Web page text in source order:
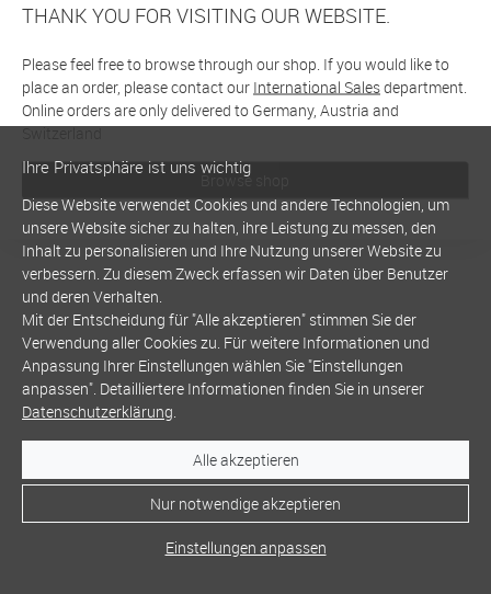
THANK YOU FOR VISITING OUR WEBSITE.
Please feel free to browse through our shop. If you would like to
place an order, please contact our International Salesdepartment.
Online orders are only delivered to Germany, Austria and
Switzerland
Browse shop
Ihre Privatsphäre ist uns wichtig
Diese Website verwendet Cookies und andere Technologien, um
unsere Website sicher zu halten, ihre Leistung zu messen, den
Inhalt zu personalisieren und Ihre Nutzung unserer Website zu
verbessern. Zu diesem Zweck erfassen wir Daten über Benutzer
und deren Verhalten.
Mit der Entscheidung für "Alle akzeptieren" stimmen Sie der
Verwendung aller Cookies zu. Für weitere Informationen und
Anpassung Ihrer Einstellungen wählen Sie "Einstellungen
anpassen". Detailliertere Informationen finden Sie in unserer
Datenschutzerklärung.
Alle akzeptieren
Nur notwendige akzeptieren
Einstellungen anpassen